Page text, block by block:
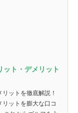
ット・デメリット
ットを徹底解説！
ットを膨大な口コ